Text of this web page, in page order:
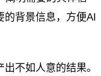
的背景信息，方便AI
不如人意的结果。